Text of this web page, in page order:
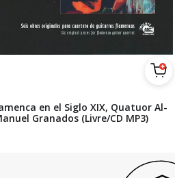
en el Siglo XIX, Quatuor Al-
Granados (Livre/CD MP3)